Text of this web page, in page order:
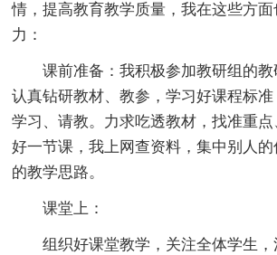
情，提高教育教学质量，我在这些方
力：
课前准备：我积极参加教研组的
认真钻研教材、教参，学习好课程标
学习、请教。力求吃透教材，找准重
好一节课，我上网查资料，集中别人
的教学思路。
课堂上：
组织好课堂教学，关注全体学生，